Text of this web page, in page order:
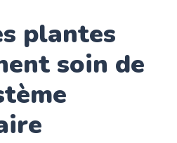
plantes
soin de